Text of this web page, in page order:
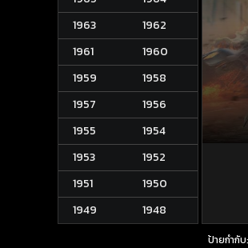
1963
1962
1961
1960
1959
1958
1957
1956
1955
1954
1953
1952
1951
1950
1949
1948
ป้ายกำกับ: